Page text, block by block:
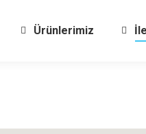
Ürünlerimiz